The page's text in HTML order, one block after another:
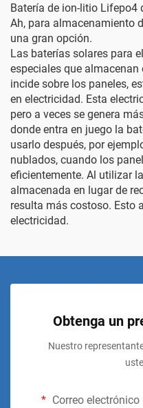
Batería de ion-litio Lifepo4
Ah, para almacenamiento
una gran opción.
Las baterías solares para
especiales que almacenan
incide sobre los paneles,
en electricidad. Esta
pero a veces se genera
donde entra en juego la
usarlo después, por
nublados, cuando los
eficientemente. Al utilizar
almacenada en lugar de
resulta más costoso. Esto
electricidad.
Obtenga un
Nuestro
Correo electrónico